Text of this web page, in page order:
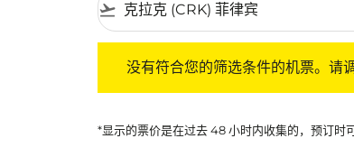
flight_takeoff
没有符合您的筛选条件的机票。请
*显示的票价是在过去 48 小时内收集的，预订时